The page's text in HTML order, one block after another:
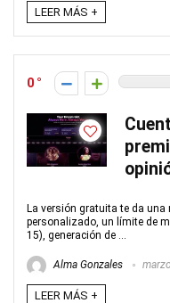
LEER MÁS +
0
La versión gratuita te da
personalizado, un límite de
15), generación de ...
Alma Gonzales
LEER MÁS +